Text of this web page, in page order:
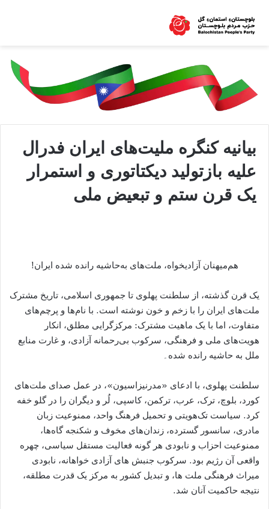
بیانیه کنگره ملیت‌های ایران فدرال
علیه بازتولید دیکتاتوری و استمرار
یک قرن ستم و تبعیض ملی
هم‌میهنان آزادیخواه، ملت‌های به‌حاشیه ‌رانده ‌شده ایران!
یک قرن گذشته، از سلطنت پهلوی تا جمهوری اسلامی، تاریخ مشترک
ملت‌های ایران را با زخم و خون نوشته است. با نام‌ها و پرچم‌های
متفاوت، اما با یک ماهیت مشترک: مرکزگرایی مطلق، انکار
هویت‌های ملی و فرهنگی، سرکوب بی‌رحمانه آزادی، و غارت منابع
ملل به حاشیه رانده شده۔
سلطنت پهلوی، با ادعای «مدرنیزاسیون»، در عمل صدای ملت‌های
کورد، بلوچ، ترک، عرب، ترکمن، کاسپی، لُر و دیگران را در گلو خفه
کرد. سیاست تک‌هویتی و تحمیل فرهنگ واحد، ممنوعیت زبان
مادری، سانسور گسترده، زندان‌های مخوف و شکنجه‌ گاه‌ها،
ممنوعیت احزاب و نابودی هر گونه فعالیت مستقل سیاسی، چهره
واقعی آن رژیم بود. سرکوب جنبش ‌های آزادی ‌خواهانه، نابودی
میراث فرهنگی ملت‌ ها، و تبدیل کشور به مرکز یک قدرت مطلقه،
نتیجه حاکمیت آنان شد.